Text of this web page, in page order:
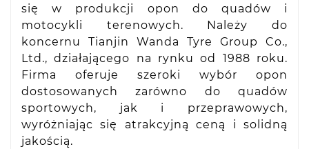
się w produkcji opon do quadów i
motocykli terenowych. Należy do
koncernu Tianjin Wanda Tyre Group Co.,
Ltd., działającego na rynku od 1988 roku.
Firma oferuje szeroki wybór opon
dostosowanych zarówno do quadów
sportowych, jak i przeprawowych,
wyróżniając się atrakcyjną ceną i solidną
jakością.